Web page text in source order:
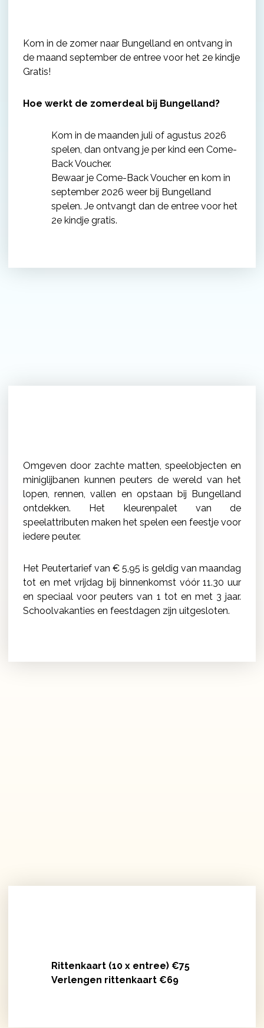
Kom in de zomer naar Bungelland en ontvang in
de maand september de entree voor het 2e kindje
Gratis!
Hoe werkt de zomerdeal bij Bungelland?
Kom in de maanden juli of agustus 2026
spelen, dan ontvang je per kind een Come-
Back Voucher.
Bewaar je Come-Back Voucher en kom in
september 2026 weer bij Bungelland
spelen. Je ontvangt dan de entree voor het
2e kindje gratis.
Omgeven door zachte matten, speelobjecten en
miniglijbanen kunnen peuters de wereld van het
lopen, rennen, vallen en opstaan bij Bungelland
ontdekken. Het kleurenpalet van de
speelattributen maken het spelen een feestje voor
iedere peuter.
Het Peutertarief van € 5,95 is geldig van maandag
tot en met vrijdag bij binnenkomst vóór 11.30 uur
en speciaal voor peuters van 1 tot en met 3 jaar.
Schoolvakanties en feestdagen zijn uitgesloten.
Rittenkaart (10 x entree) €75
Verlengen rittenkaart €69